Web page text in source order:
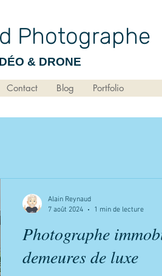
Photographe
& DRONE
Contact Blog Portfolio
Photographe
demeures de luxe
Alain Reynaud
7 août 2024
1 min de lecture